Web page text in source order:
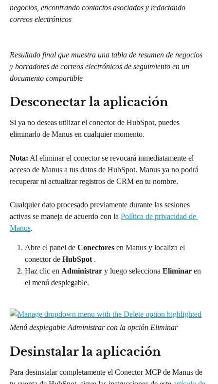
negocios, encontrando contactos asociados y redactando
correos electrónicos
Resultado final que muestra una tabla de resumen de negocios
y borradores de correos electrónicos de seguimiento en un
documento compartible
Desconectar la aplicación
Si ya no deseas utilizar el conector de HubSpot, puedes
eliminarlo de Manus en cualquier momento.
Nota: Al eliminar el conector se revocará inmediatamente el
acceso de Manus a tus datos de HubSpot. Manus ya no podrá
recuperar ni actualizar registros de CRM en tu nombre.
Cualquier dato procesado previamente durante las sesiones
activas se maneja de acuerdo con la Política de privacidad de
Manus.
Abre el panel de Conectores en Manus y localiza el
conector de HubSpot .
Haz clic en Administrar y luego selecciona Eliminar en
el menú desplegable.
Menú desplegable Administrar con la opción Eliminar
Desinstalar la aplicación
Para desinstalar completamente el Conector MCP de Manus de